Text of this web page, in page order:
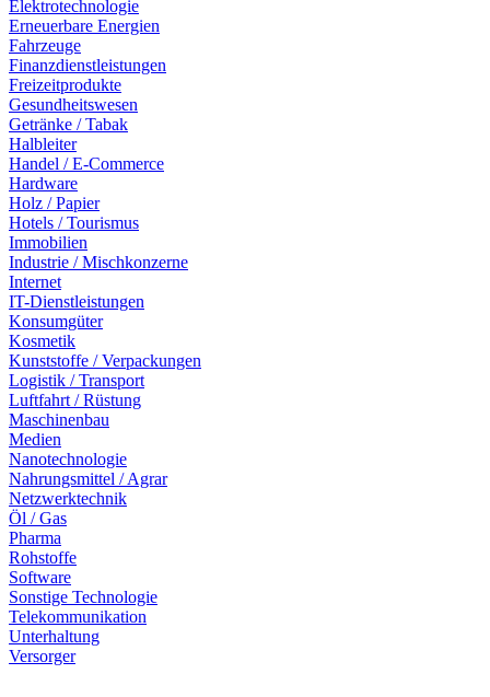
Elektrotechnologie
Erneuerbare Energien
Fahrzeuge
Finanzdienstleistungen
Freizeitprodukte
Gesundheitswesen
Getränke / Tabak
Halbleiter
Handel / E-Commerce
Hardware
Holz / Papier
Hotels / Tourismus
Immobilien
Industrie / Mischkonzerne
Internet
IT-Dienstleistungen
Konsumgüter
Kosmetik
Kunststoffe / Verpackungen
Logistik / Transport
Luftfahrt / Rüstung
Maschinenbau
Medien
Nanotechnologie
Nahrungsmittel / Agrar
Netzwerktechnik
Öl / Gas
Pharma
Rohstoffe
Software
Sonstige Technologie
Telekommunikation
Unterhaltung
Versorger